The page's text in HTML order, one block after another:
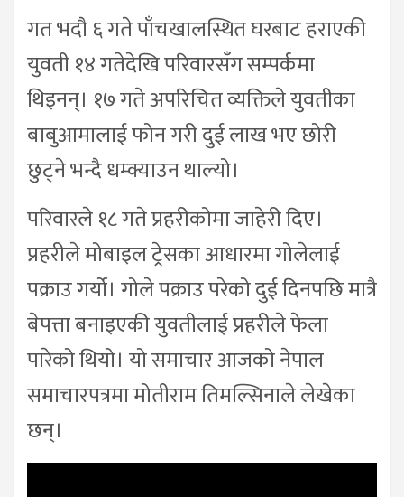
गत भदौ ६ गते पाँचखालस्थित घरबाट हराएकी
युवती १४ गतेदेखि परिवारसँग सम्पर्कमा
थिइनन्। १७ गते अपरिचित व्यक्तिले युवतीका
बाबुआमालाई फोन गरी दुई लाख भए छोरी
छुट्ने भन्दै धम्क्याउन थाल्यो।
परिवारले १८ गते प्रहरीकोमा जाहेरी दिए।
प्रहरीले मोबाइल ट्रेसका आधारमा गोलेलाई
पक्राउ गर्यो। गोले पक्राउ परेको दुई दिनपछि मात्रै
बेपत्ता बनाइएकी युवतीलाई प्रहरीले फेला
पारेको थियो। यो समाचार आजको नेपाल
समाचारपत्रमा मोतीराम तिमल्सिनाले लेखेका
छन्।